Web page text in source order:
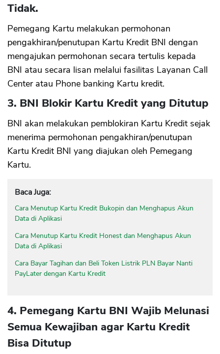
Tidak.
Pemegang Kartu melakukan permohonan
pengakhiran/penutupan Kartu Kredit BNI dengan
mengajukan permohonan secara tertulis kepada
BNI atau secara lisan melalui fasilitas Layanan Call
Center atau Phone banking Kartu kredit.
3. BNI Blokir Kartu Kredit yang Ditutup
BNI akan melakukan pemblokiran Kartu Kredit sejak
menerima permohonan pengakhiran/penutupan
Kartu Kredit BNI yang diajukan oleh Pemegang
Kartu.
Baca Juga:
Cara Menutup Kartu Kredit Bukopin dan Menghapus Akun
Data di Aplikasi
Cara Menutup Kartu Kredit Honest dan Menghapus Akun
Data di Aplikasi
Cara Bayar Tagihan dan Beli Token Listrik PLN Bayar Nanti
PayLater dengan Kartu Kredit
4. Pemegang Kartu BNI Wajib Melunasi
Semua Kewajiban agar Kartu Kredit
Bisa Ditutup